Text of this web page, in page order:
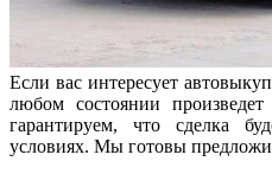
Если вас интересует
любом состоянии
гарантируем, что сделка
условиях. Мы готовы